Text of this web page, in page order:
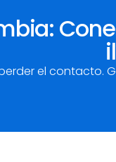
el contacto.